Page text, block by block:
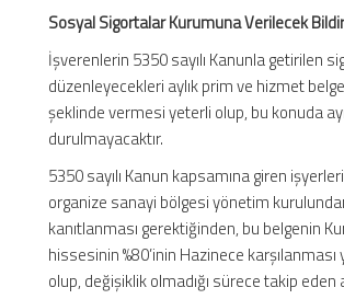
Sosyal Sigortalar Kurumuna Verilecek
İşverenlerin 5350 sayılı Kanunla getirilen
düzenleyecekleri aylık prim ve hizmet
şeklinde vermesi yeterli olup, bu konuda
durulmayacaktır.
5350 sayılı Kanun kapsamına giren
organize sanayi bölgesi yönetim
kanıtlanması gerektiğinden, bu belgenin
hissesinin %80’inin Hazinece
olup, değişiklik olmadığı sürece takip